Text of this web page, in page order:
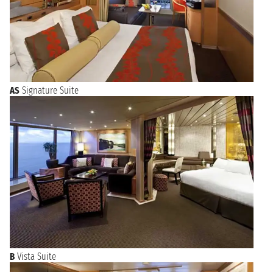
AS Signature Suite
B Vista Suite